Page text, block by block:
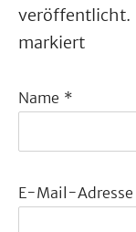
veröffentlicht.
markiert
Name *
E-Mail-Adresse